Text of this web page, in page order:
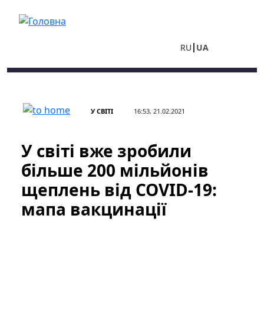
RU UA
У СВІТІ 16:53, 21.02.2021
У світі вже зробили
більше 200 мільйонів
щеплень від COVID-19:
мапа вакцинації